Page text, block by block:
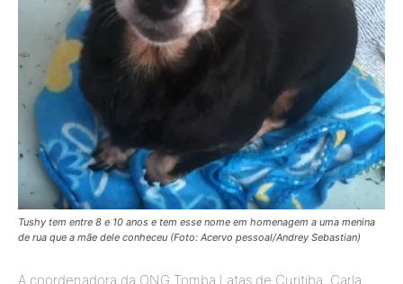
Tushy tem entre 8 e 10 anos e tem esse nome em homenagem a uma menina
de rua que a mãe dele conheceu (Foto: Acervo pessoal/Andrey Sebastian)
A coordenadora da ONG Tomba Latas de Curitiba, Carla